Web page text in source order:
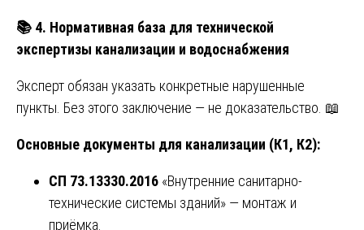
📚 4. Нормативная база для технической
экспертизы канализации и водоснабжения
Эксперт обязан указать конкретные нарушенные
пункты. Без этого заключение — не доказательство. 📖
Основные документы для канализации (К1, К2):
СП 73.13330.2016 «Внутренние санитарно-
технические системы зданий» — монтаж и
приёмка.